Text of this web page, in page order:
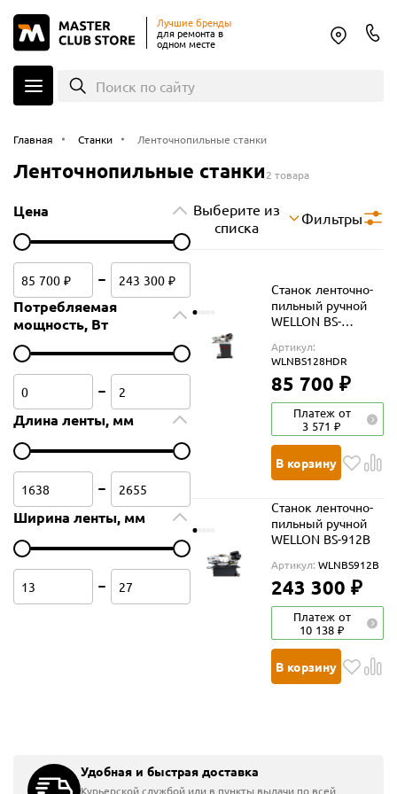
Лучшие бренды
для ремонта в
одном месте
Поиск по сайту
Главная Станки Ленточнопильные станки
Ленточнопильные станки2 товара
Цена
Потребляемая
мощность, Вт
Длина ленты, мм
Ширина ленты, мм
Выберите из
списка
Фильтры
Станок ленточно-
пильный ручной
WELLON BS-
Артикул:
WLNBS128HDR
85 700 ₽
Платеж от
3 571 ₽
В корзину
Станок ленточно-
пильный ручной
WELLON BS-912B
Артикул: WLNBS912B
243 300 ₽
Платеж от
10 138 ₽
В корзину
Главная
Ленточнопильные станки
Бесплатная доставка
Бесплатная доставкаУдобная и быстрая доставка
Курьерской службой или в пункты выдачи по всей